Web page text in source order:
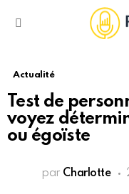
Actualité
Test de
voyez
ou égoïste
par Charlotte